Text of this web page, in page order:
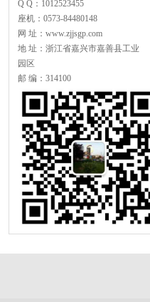
Q Q：1012523455
座机：0573-84480148
网 址：www.zjjsgp.com
地 址：浙江省嘉兴市嘉善县工业
园区
邮 编：314100